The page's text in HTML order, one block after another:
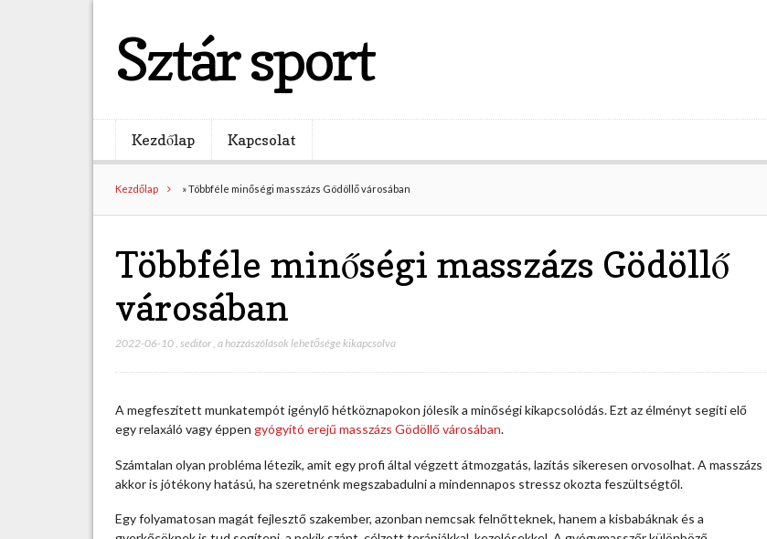
Sztár sport
Kezdőlap Kapcsolat
Kezdőlap »Többféle minőségi masszázs Gödöllő városában
Többféle minőségi masszázs Gödöllő
városában
2022-06-10 seditor ,T
f
é
i
n
a hozzászólások lehetősége kikapcsolva
A megfeszített munkatempót igénylő hétköznapokon jólesik a minőségi kikapcsolódás. Ezt az élményt segíti elő
egy relaxáló vagy éppengyógyító erejű masszázs Gödöllő városában.
Számtalan olyan probléma létezik, amit egy profi által végzett átmozgatás, lazítás sikeresen orvosolhat. A masszázs
akkor is jótékony hatású, ha szeretnénk megszabadulni a mindennapos stressz okozta feszültségtől.
Egy folyamatosan magát fejlesztő szakember, azonban nemcsak felnőtteknek, hanem a kisbabáknak és a